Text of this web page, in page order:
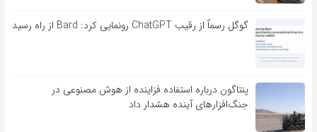
گوگل رسماً از رقیب ChatGPT رونمایی کرد: Bard از راه رسید
پنتاگون درباره استفاده فزاینده از هوش مصنوعی در
جنگ‌افزارهای آینده هشدار داد